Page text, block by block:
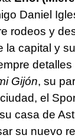
Daniel
rodeos y
la capital y su
Gijón, su
el
casa de
su nuevo